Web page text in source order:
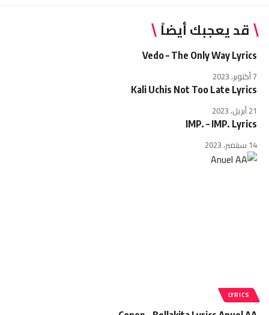
قد يعجبك أيضاً
Vedo – The Only Way Lyrics
7 أكتوبر، 2023
Kali Uchis Not Too Late Lyrics
21 أبريل، 2023
IMP. – IMP. Lyrics
14 سبتمبر، 2023
LYRICS